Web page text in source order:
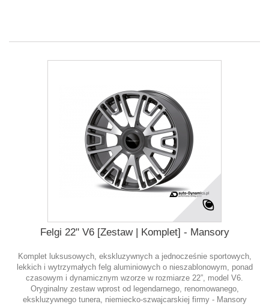
Felgi 22" V6 [Zestaw | Komplet] - Mansory
Komplet luksusowych, ekskluzywnych a jednocześnie sportowych,
lekkich i wytrzymałych felg aluminiowych o nieszablonowym, ponad
czasowym i dynamicznym wzorze w rozmiarze 22”, model V6.
Oryginalny zestaw wprost od legendarnego, renomowanego,
ekskluzywnego tunera, niemiecko-szwajcarskiej firmy - Mansory